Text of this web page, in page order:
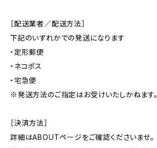
［配送業者／配送方法］
下記のいずれかでの発送になります
・定形郵便
・ネコポス
・宅急便
※発送方法のご指定はお受けいたしかねます。
［決済方法］
詳細はABOUTページをご確認くださいませ。